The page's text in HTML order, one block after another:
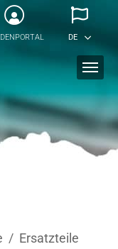
DE
Ersatzteile